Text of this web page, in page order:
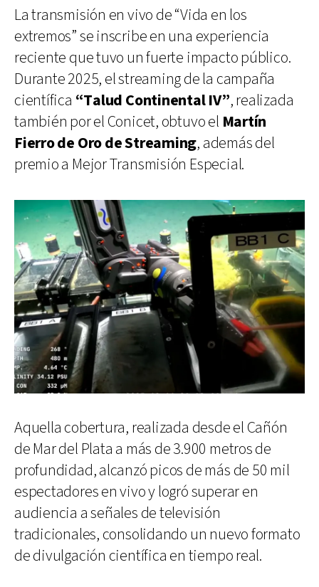
La transmisión en vivo de “Vida en los
extremos” se inscribe en una experiencia
reciente que tuvo un fuerte impacto público.
Durante 2025, el streaming de la campaña
científica “Talud Continental IV”, realizada
también por el Conicet, obtuvo el Martín
Fierro de Oro de Streaming, además del
premio a Mejor Transmisión Especial.
Aquella cobertura, realizada desde el Cañón
de Mar del Plata a más de 3.900 metros de
profundidad, alcanzó picos de más de 50 mil
espectadores en vivo y logró superar en
audiencia a señales de televisión
tradicionales, consolidando un nuevo formato
de divulgación científica en tiempo real.